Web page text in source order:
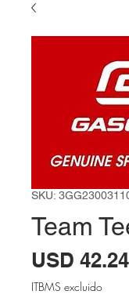
SKU:
Team
USD 42.24
ITBMS excluido